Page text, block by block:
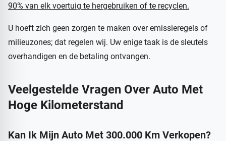
90% van elk voertuig te hergebruiken of te recyclen.
U hoeft zich geen zorgen te maken over emissieregels of
milieuzones; dat regelen wij. Uw enige taak is de sleutels
overhandigen en de betaling ontvangen.
Veelgestelde Vragen Over Auto Met
Hoge Kilometerstand
Kan Ik Mijn Auto Met 300.000 Km Verkopen?